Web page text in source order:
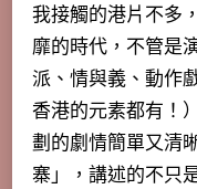
我接觸的港片不多
靡的時代，不管是
派、情與義、動作
香港的元素都有！
劃的劇情簡單又清
寨」，講述的不只